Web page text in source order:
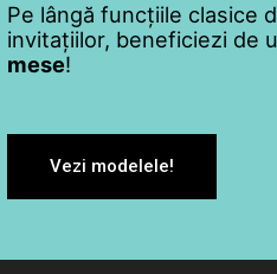
Pe lângă funcțiile clasice
invitațiilor, beneficiezi de
mese!
Vezi modelele!